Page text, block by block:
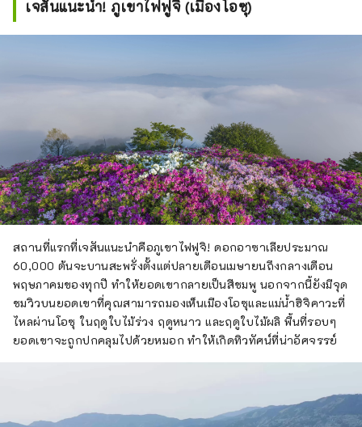
เจสันแนะนำ! ภูเขาไฟฟูจิ (เมืองโอซุ)
สถานที่แรกที่เจสันแนะนำคือภูเขาไฟฟูจิ! ดอกอาซาเลียประมาณ
60,000 ต้นจะบานสะพรั่งตั้งแต่ปลายเดือนเมษายนถึงกลางเดือน
พฤษภาคมของทุกปี ทำให้ยอดเขากลายเป็นสีชมพู นอกจากนี้ยังมีจุด
ชมวิวบนยอดเขาที่คุณสามารถมองเห็นเมืองโอซุและแม่น้ำฮิจิคาวะที่
ไหลผ่านโอซุ ในฤดูใบไม้ร่วง ฤดูหนาว และฤดูใบไม้ผลิ พื้นที่รอบๆ
ยอดเขาจะถูกปกคลุมไปด้วยหมอก ทำให้เกิดทิวทัศน์ที่น่าอัศจรรย์